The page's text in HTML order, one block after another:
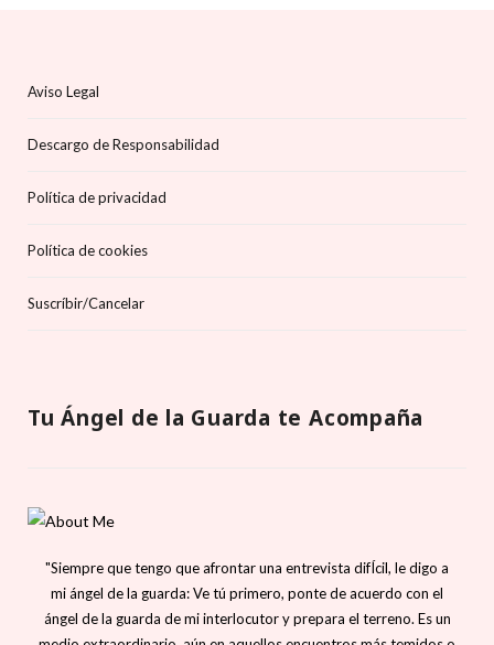
Aviso Legal
Descargo de Responsabilidad
Política de privacidad
Política de cookies
Suscríbir/Cancelar
Tu Ángel de la Guarda te Acompaña
"Siempre que tengo que afrontar una entrevista difÍcil, le digo a
mi ángel de la guarda: Ve tú primero, ponte de acuerdo con el
ángel de la guarda de mi interlocutor y prepara el terreno. Es un